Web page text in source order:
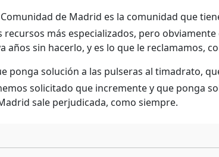
Comunidad de Madrid es la comunidad que
recursos más especializados, pero
años sin hacerlo, y es lo que le reclamamos,
ponga solución a las pulseras al timadrato,
solicitado que incremente y que ponga
sale perjudicada, como siempre.